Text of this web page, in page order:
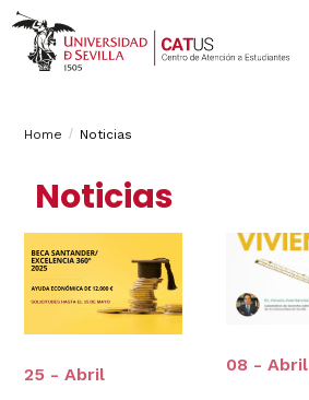
Breadcrumbs
You
here:
Home Noticias
Noticias
25 - Abril 08 - Abril